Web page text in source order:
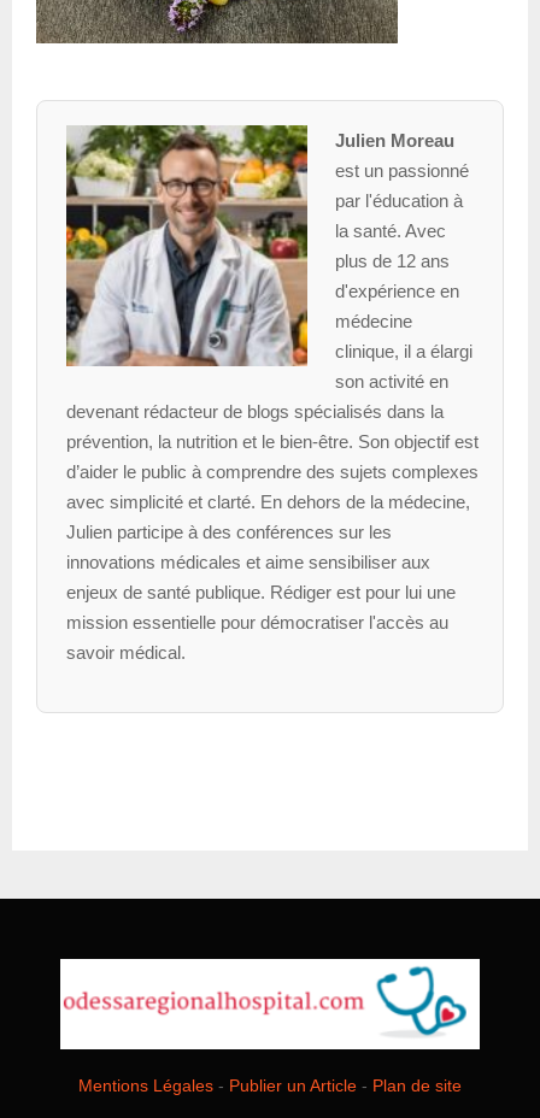
Julien Moreau
est un passionné
par l'éducation à
la santé. Avec
plus de 12 ans
d'expérience en
médecine
clinique, il a élargi
son activité en
devenant rédacteur de blogs spécialisés dans la
prévention, la nutrition et le bien-être. Son objectif est
d’aider le public à comprendre des sujets complexes
avec simplicité et clarté. En dehors de la médecine,
Julien participe à des conférences sur les
innovations médicales et aime sensibiliser aux
enjeux de santé publique. Rédiger est pour lui une
mission essentielle pour démocratiser l'accès au
savoir médical.
Mentions Légales - Publier un Article - Plan de site